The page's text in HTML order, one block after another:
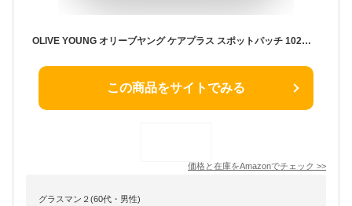
OLIVE YOUNG オリーブヤング ケアプラス スポットパッチ 102枚入 ニキビパッチ
この商品をサイトでみる
価格と在庫をAmazonでチェック >>
グラスマン２(60代・男性)